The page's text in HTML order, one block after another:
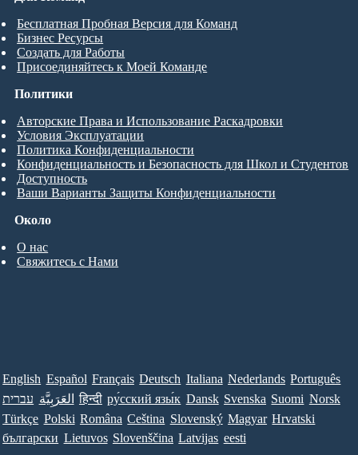
Бесплатная Пробная Версия для Команд
Бизнес Ресурсы
Создать для Работы
Присоединяйтесь к Моей Команде
Около
О нас
Свяжитесь с Нами
Политики
Авторские Права и Использование Раскадровки
Условия Эксплуатации
Политика Конфиденциальности
Конфиденциальность и Безопасность для Школ и Студентов
Доступность
Ваши Варианты Защиты Конфиденциальности
English Español Français Deutsch Italiana Nederlands Português
עברית العَرَبِيَّة हिन्दी ру́сский язы́к Dansk Svenska Suomi Norsk
Türkçe Polski Româna Ceština Slovenský Magyar Hrvatski
български Lietuvos Slovenščina Latvijas eesti